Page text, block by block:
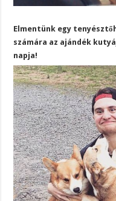
Elmentünk egy
számára az ajándék
napja!